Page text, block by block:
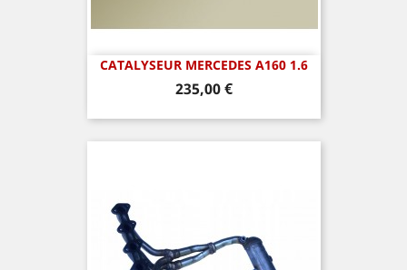
CATALYSEUR MERCEDES A160 1.6
Prix
235,00 €